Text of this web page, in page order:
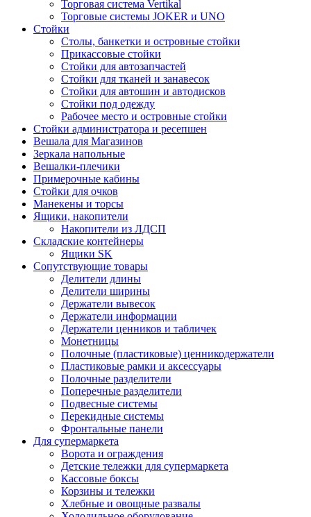
Торговая система Vertikal
Торговые системы JOKER и UNO
Стойки
Столы, банкетки и островные стойки
Прикассовые стойки
Стойки для автозапчастей
Стойки для тканей и занавесок
Стойки для автошин и автодисков
Стойки под одежду
Рабочее место и островные стойки
Стойки администратора и ресепшен
Вешала для Магазинов
Зеркала напольные
Вешалки-плечики
Примерочные кабины
Стойки для очков
Манекены и торсы
Ящики, накопители
Накопители из ЛДСП
Складские контейнеры
Ящики SK
Сопутствующие товары
Делители длины
Делители ширины
Держатели вывесок
Держатели информации
Держатели ценников и табличек
Монетницы
Полочные (пластиковые) ценникодержатели
Пластиковые рамки и аксессуары
Полочные разделители
Поперечные разделители
Подвесные системы
Перекидные системы
Фронтальные панели
Для супермаркета
Ворота и ограждения
Детские тележки для супермаркета
Кассовые боксы
Корзины и тележки
Хлебные и овощные развалы